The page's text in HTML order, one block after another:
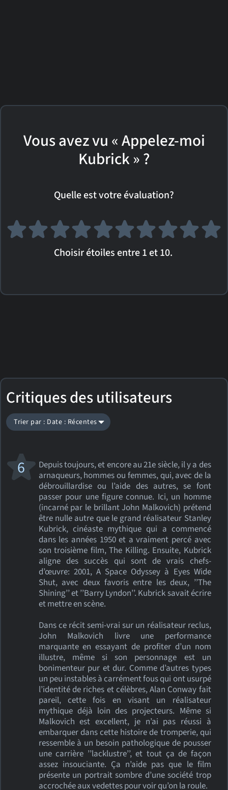
Vous avez vu « Appelez-moi
Kubrick » ?
Quelle est votre évaluation?
Choisir étoiles entre 1 et 10.
Critiques des utilisateurs
Trier par : Date : Récentes
Depuis toujours, et encore au 21e siècle, il y a des
arnaqueurs, hommes ou femmes, qui, avec de la
débrouillardise ou l’aide des autres, se font
passer pour une figure connue. Ici, un homme
(incarné par le brillant John Malkovich) prétend
être nulle autre que le grand réalisateur Stanley
Kubrick, cinéaste mythique qui a commencé
dans les années 1950 et a vraiment percé avec
son troisième film, The Killing. Ensuite, Kubrick
aligne des succès qui sont de vrais chefs-
d’œuvre: 2001, A Space Odyssey à Eyes Wide
Shut, avec deux favoris entre les deux, ’’The
Shining’’ et ’’Barry Lyndon’’. Kubrick savait écrire
et mettre en scène.
Dans ce récit semi-vrai sur un réalisateur reclus,
John Malkovich livre une performance
marquante en essayant de profiter d’un nom
illustre, même si son personnage est un
bonimenteur pur et dur. Comme d’autres types
un peu instables à carrément fous qui ont usurpé
l’identité de riches et célèbres, Alan Conway fait
pareil, cette fois en visant un réalisateur
mythique déjà loin des projecteurs. Même si
Malkovich est excellent, je n’ai pas réussi à
embarquer dans cette histoire de tromperie, qui
ressemble à un besoin pathologique de pousser
une carrière ’’lacklustre’’, et tout ça de façon
assez insouciante. Ça n’aide pas que le film
présente un portrait sombre d’une société trop
accrochée aux vedettes pour voir qu’on la roule.
6